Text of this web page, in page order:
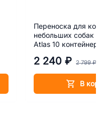
Переноска для
небольших собак
Atlas 10 контейнер
2 240 ₽ 2 799 ₽
В